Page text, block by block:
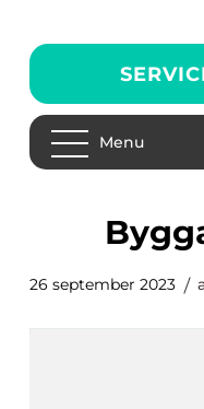
Menu
26 september 2023